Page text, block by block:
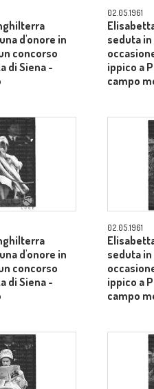
d'onore in
concorso
di Siena -
02.05.1961
seduta
ippico a
campo
d'onore in
concorso
di Siena -
02.05.1961
seduta
ippico a
campo